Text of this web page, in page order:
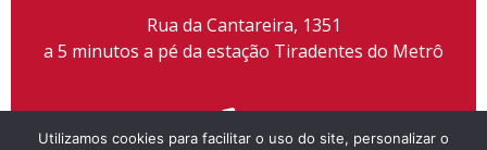
Rua da Cantareira, 1351
a 5 minutos a pé da estação Tiradentes do Metrô
Utilizamos cookies para facilitar o uso do site, personalizar o